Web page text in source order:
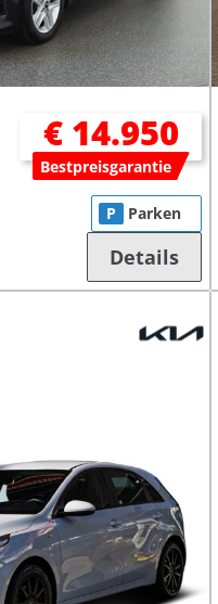
€ 14.950
Bestpreisgarantie
P Parken
Details